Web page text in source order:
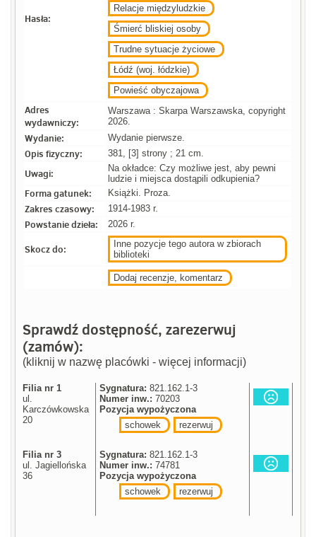
Hasła:
Relacje międzyludzkie
Śmierć bliskiej osoby
Trudne sytuacje życiowe
Łódź (woj. łódzkie)
Powieść obyczajowa
Adres
wydawniczy:
Warszawa : Skarpa Warszawska, copyright
2026.
Wydanie: Wydanie pierwsze.
Opis fizyczny: 381, [3] strony ; 21 cm.
Uwagi:
Na okładce: Czy możliwe jest, aby pewni
ludzie i miejsca dostąpili odkupienia?
Forma gatunek: Książki. Proza.
Zakres czasowy: 1914-1983 r.
Powstanie dzieła: 2026 r.
Skocz do:
Inne pozycje tego autora w zbiorach
biblioteki
Dodaj recenzje, komentarz
Sprawdź dostępność, zarezerwuj
(zamów):
(kliknij w nazwę placówki - więcej informacji)
Filia nr 1
ul.
Karczówkowska
20
Sygnatura: 821.162.1-3
Numer inw.: 70203
Pozycja wypożyczona
schowek
rezerwuj
Filia nr 3
ul. Jagiellońska
36
Sygnatura: 821.162.1-3
Numer inw.: 74781
Pozycja wypożyczona
schowek
rezerwuj